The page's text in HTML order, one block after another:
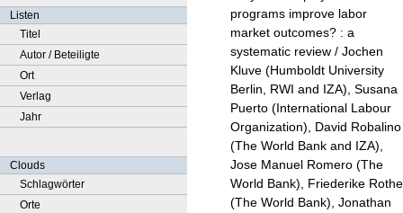
Listen
Titel
Autor / Beteiligte
Ort
Verlag
Jahr
Clouds
Schlagwörter
Orte
programs improve labor
market outcomes? : a
systematic review / Jochen
Kluve (Humboldt University
Berlin, RWI and IZA), Susana
Puerto (International Labour
Organization), David Robalino
(The World Bank and IZA),
Jose Manuel Romero (The
World Bank), Friederike
(The World Bank), Jonathan